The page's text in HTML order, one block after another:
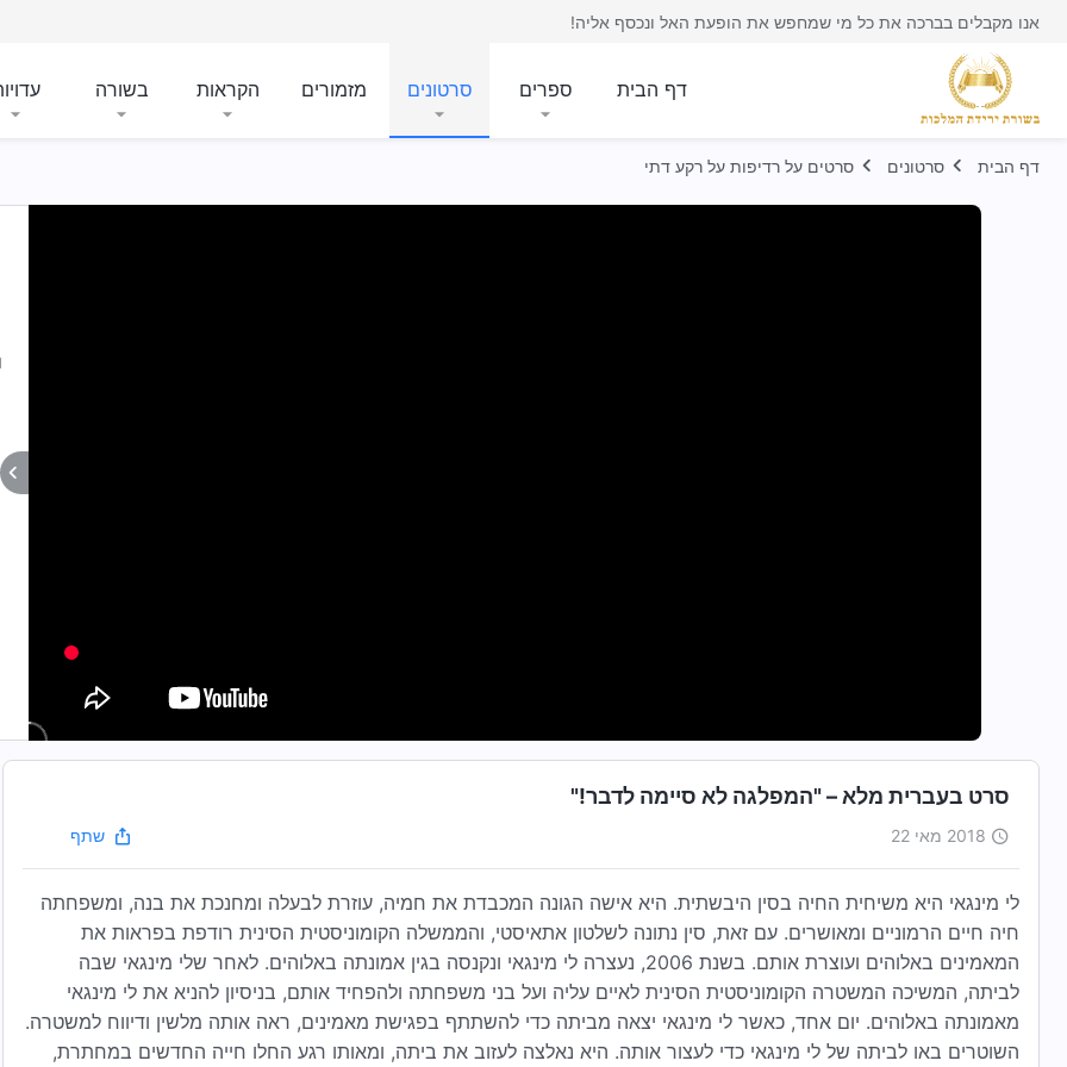
אנו מקבלים בברכה את כל מי שמחפש את הופעת האל ונכסף אליה!
דף הבית ספרים סרטונים מזמורים הקראות בשורה
דף הבית סרטונים סרטים על רדיפות על רקע דתי
סרט בעברית מלא – "המפלגה לא סיימה לדבר!"
2018 מאי 22 שתף
לי מינגאי היא משיחית החיה בסין היבשתית. היא אישה הגונה המכבדת את חמיה, עוזרת לבעלה ומחנכת את בנה, ומשפחתה
חיה חיים הרמוניים ומאושרים. עם זאת, סין נתונה לשלטון אתאיסטי, והממשלה הקומוניסטית הסינית רודפת בפראות את
המאמינים באלוהים ועוצרת אותם. בשנת 2006, נעצרה לי מינגאי ונקנסה בגין אמונתה באלוהים. לאחר שלי מינגאי שבה
לביתה, המשיכה המשטרה הקומוניסטית הסינית לאיים עליה ועל בני משפחתה ולהפחיד אותם, בניסיון להניא את לי מינגאי
מאמונתה באלוהים. יום אחד, כאשר לי מינגאי יצאה מביתה כדי להשתתף בפגישת מאמינים, ראה אותה מלשין ודיווח למשטרה.
השוטרים באו לביתה של לי מינגאי כדי לעצור אותה. היא נאלצה לעזוב את ביתה, ומאותו רגע החלו חייה החדשים במחתרת,